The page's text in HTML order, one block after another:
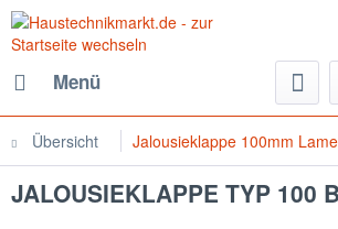
Menü
Übersicht Jalousieklappe 100mm
JALOUSIEKLAPPE TYP 100